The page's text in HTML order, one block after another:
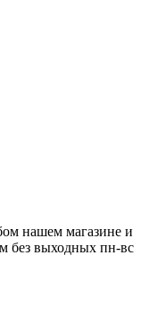
нашем магазине и
без выходных пн-вс